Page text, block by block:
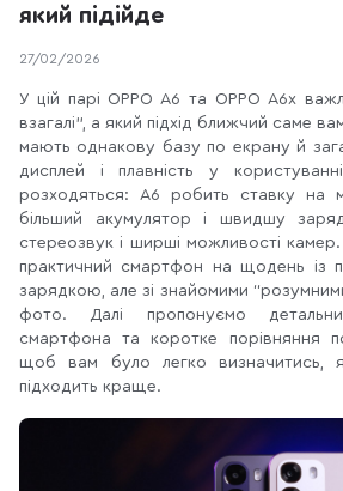
який підійде
27/02/2026
У цій парі OPPO A6 та OPPO A6x
взагалі”, а який підхід ближчий саме
мають однакову базу по екрану й
дисплей і плавність у
розходяться: A6 робить ставку на
більший акумулятор і швидшу
стереозвук і ширші можливості
практичний смартфон на щодень із
зарядкою, але зі знайомими
фото. Далі пропонуємо
смартфона та коротке порівняння
щоб вам було легко визначитись,
підходить краще.